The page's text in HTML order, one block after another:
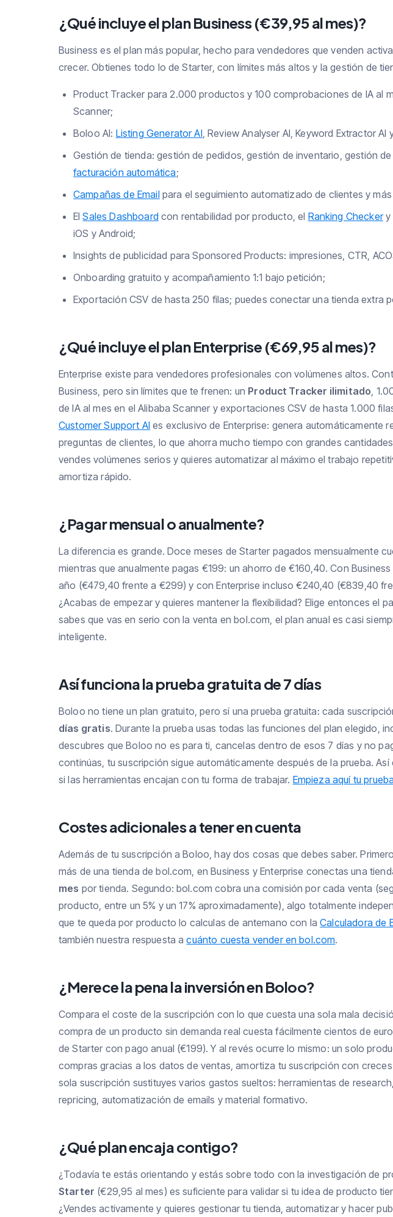
¿Qué incluye el plan Business (€39,95 al mes)?
Business es el plan más popular, hecho para vendedores que venden
crecer. Obtienes todo lo de Starter, con límites más altos y la gestión de
Product Tracker para 2.000 productos y 100 comprobaciones de IA al
Scanner;
Boloo AI: Listing Generator AI, Review Analyser AI, Keyword Extractor AI
Gestión de tienda: gestión de pedidos, gestión de inventario, gestión
facturación automática;
Campañas de Email para el seguimiento automatizado de clientes y
ElSales Dashboard con rentabilidad por producto, el Ranking Checkery
iOS y Android;
Insights de publicidad para Sponsored Products: impresiones, CTR,
Onboarding gratuito y acompañamiento 1:1 bajo petición;
Exportación CSV de hasta 250 filas; puedes conectar una tienda extra
¿Qué incluye el plan Enterprise (€69,95 al mes)?
Enterprise existe para vendedores profesionales con volúmenes altos.
Business, pero sin límites que te frenen: un Product Tracker ilimitado,
de IA al mes en el Alibaba Scanner y exportaciones CSV de hasta 1.000
Customer Support AI es exclusivo de Enterprise: genera automáticamente
preguntas de clientes, lo que ahorra mucho tiempo con grandes
vendes volúmenes serios y quieres automatizar al máximo el trabajo
amortiza rápido.
¿Pagar mensual o anualmente?
La diferencia es grande. Doce meses de Starter pagados mensualmente
mientras que anualmente pagas €199: un ahorro de €160,40. Con
año (€479,40 frente a €299) y con Enterprise incluso €240,40 (€839,40
¿Acabas de empezar y quieres mantener la flexibilidad? Elige entonces el
sabes que vas en serio con la venta en bol.com, el plan anual es casi
inteligente.
Así funciona la prueba gratuita de 7 días
Boloo no tiene un plan gratuito, pero sí una prueba gratuita: cada
días gratis. Durante la prueba usas todas las funciones del plan elegido,
descubres que Boloo no es para ti, cancelas dentro de esos 7 días y no
continúas, tu suscripción sigue automáticamente después de la prueba. Así
si las herramientas encajan con tu forma de trabajar. Empieza aquí tu
Costes adicionales a tener en cuenta
Además de tu suscripción a Boloo, hay dos cosas que debes saber.
más de una tienda de bol.com, en Business y Enterprise conectas una
mes por tienda. Segundo: bol.com cobra una comisión por cada venta
producto, entre un 5% y un 17% aproximadamente), algo totalmente
que te queda por producto lo calculas de antemano con laCalculadora de
también nuestra respuesta acuánto cuesta vender en bol.com.
¿Merece la pena la inversión en Boloo?
Compara el coste de la suscripción con lo que cuesta una sola mala
compra de un producto sin demanda real cuesta fácilmente cientos de
de Starter con pago anual (€199). Y al revés ocurre lo mismo: un solo
compras gracias a los datos de ventas, amortiza tu suscripción con
sola suscripción sustituyes varios gastos sueltos: herramientas de
repricing, automatización de emails y material formativo.
¿Qué plan encaja contigo?
¿Todavía te estás orientando y estás sobre todo con la investigación de
Starter (€29,95 al mes) es suficiente para validar si tu idea de producto
¿Vendes activamente y quieres gestionar tu tienda, automatizar y hacer